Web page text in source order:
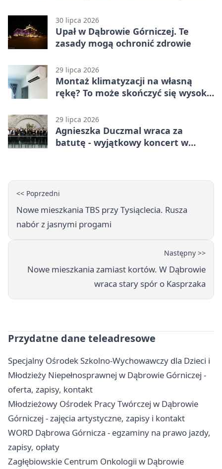
30 lipca 2026
Upał w Dąbrowie Górniczej. Te
zasady mogą ochronić zdrowie
29 lipca 2026
Montaż klimatyzacji na własną
rękę? To może skończyć się wysoką
29 lipca 2026
Agnieszka Duczmal wraca za
batutę - wyjątkowy koncert w
<< Poprzedni
Nowe mieszkania TBS przy Tysiąclecia. Rusza
nabór z jasnymi progami
Następny >>
Nowe mieszkania zamiast kortów. W Dąbrowie
wraca stary spór o Kasprzaka
Przydatne dane teleadresowe
Specjalny Ośrodek Szkolno-Wychowawczy dla Dzieci i
Młodzieży Niepełnosprawnej w Dąbrowie Górniczej -
oferta, zapisy, kontakt
Młodzieżowy Ośrodek Pracy Twórczej w Dąbrowie
Górniczej - zajęcia artystyczne, zapisy i kontakt
WORD Dąbrowa Górnicza - egzaminy na prawo jazdy,
zapisy, opłaty
Zagłębiowskie Centrum Onkologii w Dąbrowie